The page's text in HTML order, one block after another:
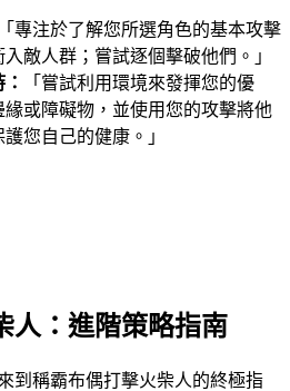
「專注於了解您所選角色的基本攻擊
敵人群；嘗試逐個擊破他們。」
「嘗試利用環境來發揮您的優
或障礙物，並使用您的攻擊將他
您自己的健康。」
人：進階策略指南
到稱霸布偶打擊火柴人的終極指